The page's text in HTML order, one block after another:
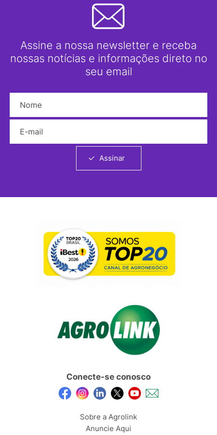
Assine a nossa newsletter e receba
nossas notícias e informações direto no
seu email
Assinar
Conecte-se conosco
Sobre a Agrolink
Anuncie Aqui